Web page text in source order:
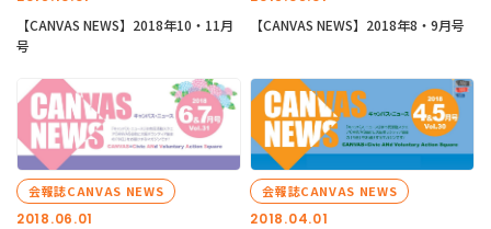
【CANVAS NEWS】2018年10・11月
号
【CANVAS NEWS】2018年8・9月号
2018.06.01
会報誌CANVAS NEWS
2018.04.01
会報誌CANVAS NEWS